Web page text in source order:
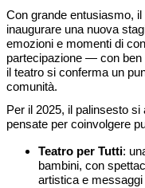
Con grande entusiasmo,
inaugurare una nuova
emozioni e momenti di
partecipazione — con ben
il teatro si conferma un
comunità.
Per il 2025, il palinsesto
pensate per coinvolgere
Teatro per Tutti:
bambini, con
artistica e messaggi